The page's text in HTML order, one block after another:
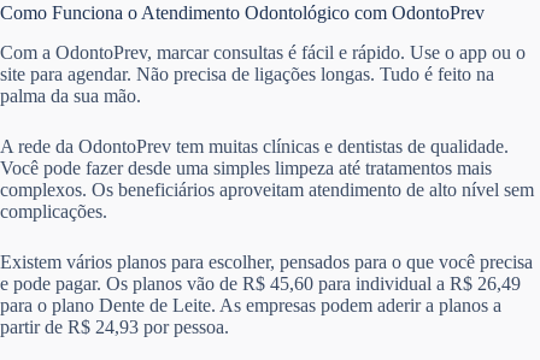
Como Funciona o Atendimento Odontológico com OdontoPrev
Com a OdontoPrev, marcar consultas é fácil e rápido. Use o app ou o
site para agendar. Não precisa de ligações longas. Tudo é feito na
palma da sua mão.
A rede da OdontoPrev tem muitas clínicas e dentistas de qualidade.
Você pode fazer desde uma simples limpeza até tratamentos mais
complexos. Os beneficiários aproveitam atendimento de alto nível sem
complicações.
Existem vários planos para escolher, pensados para o que você precisa
e pode pagar. Os planos vão de R$ 45,60 para individual a R$ 26,49
para o plano Dente de Leite. As empresas podem aderir a planos a
partir de R$ 24,93 por pessoa.